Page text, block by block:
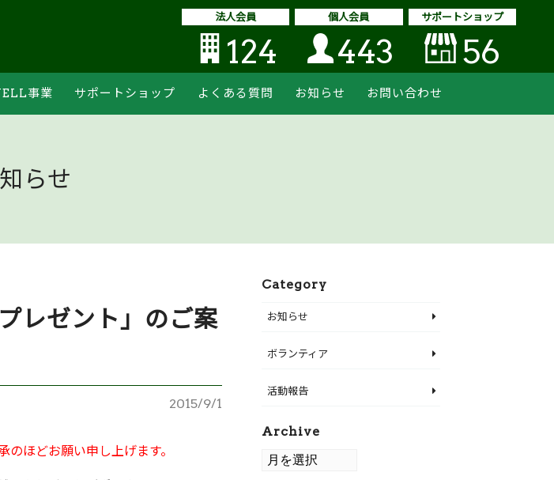
法人会員
124
個人会員
443
サポートショップ
56
事業 サポートショップ よくある質問 お知らせ お問い合わせ
らせ
レゼント」のご案
2015/9/1
ほどお願い申し上げます。
Category
お知らせ
ボランティア
活動報告
Archive